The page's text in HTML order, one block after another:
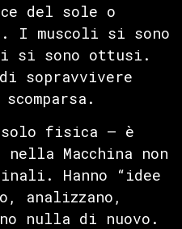
del sole o
I muscoli si sono
si sono ottusi.
sopravvivere
solo fisica — è
nella Macchina non
Hanno “idee
analizzano,
nulla di nuovo.